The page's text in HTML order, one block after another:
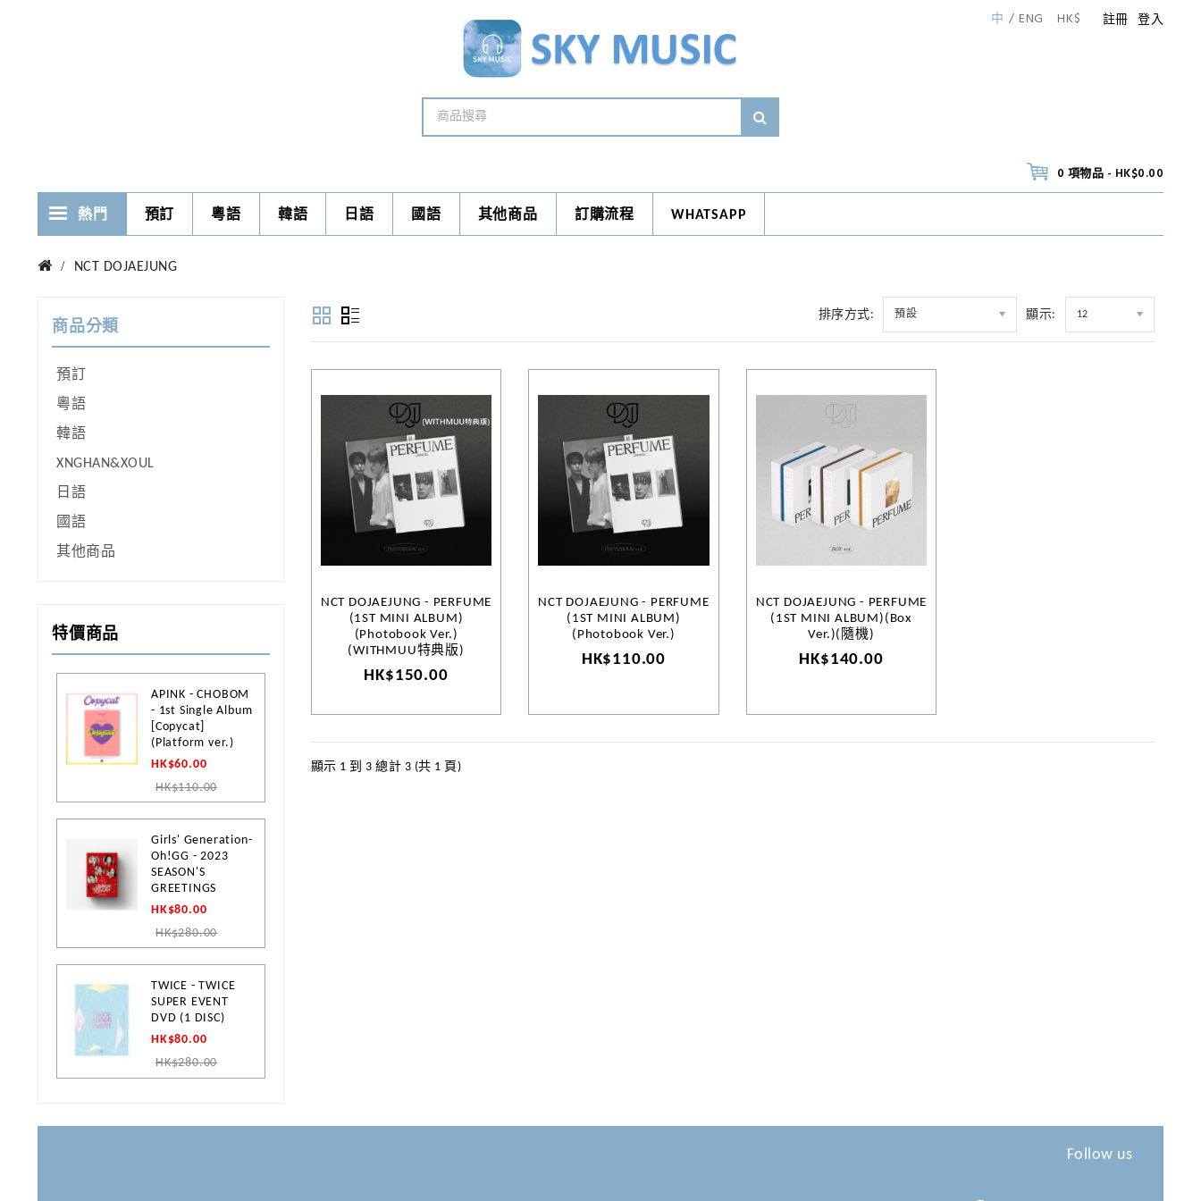
註冊 登入
中 ENG HK$
0 項物品 - HK$0.00
熱門 預訂 粵語 韓語 日語 國語 其他商品 訂購流程 WHATSAPP
NCT DOJAEJUNG
商品分類
預訂
粵語
韓語
XNGHAN&XOUL
日語
國語
其他商品
特價商品
APINK - CHOBOM
- 1st Single Album
[Copycat]
(Platform ver.)
HK$60.00
HK$110.00
Girls' Generation-
Oh!GG - 2023
SEASON'S
GREETINGS
HK$80.00
HK$280.00
TWICE - TWICE
SUPER EVENT
DVD (1 DISC)
HK$80.00
HK$280.00
排序方式: 預設 顯示: 12
NCT DOJAEJUNG - PERFUME
(1ST MINI ALBUM)
(Photobook Ver.)
(WITHMUU特典版)
HK$150.00
NCT DOJAEJUNG - PERFUME
(1ST MINI ALBUM)
(Photobook Ver.)
HK$110.00
NCT DOJAEJUNG - PERFUME
(1ST MINI ALBUM)(Box
Ver.)(隨機)
HK$140.00
顯示 1 到 3 總計 3 (共 1 頁)
Follow us